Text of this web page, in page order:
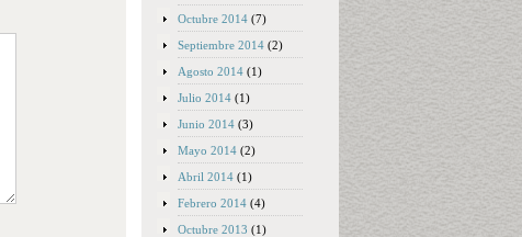
Octubre 2014 (7)
Septiembre 2014 (2)
Agosto 2014 (1)
Julio 2014 (1)
Junio 2014 (3)
Mayo 2014 (2)
Abril 2014 (1)
Febrero 2014 (4)
Octubre 2013 (1)